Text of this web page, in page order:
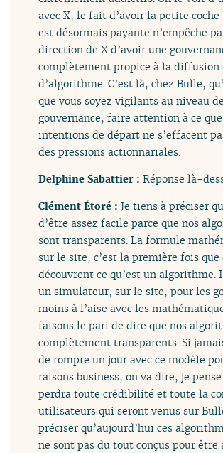
avec X, le fait d’avoir la petite coche
est désormais payante n’empêche
direction de X d’avoir une
complètement propice à la diffusion
d’algorithme. C’est là, chez Bulle,
que vous soyez vigilants au niveau
gouvernance, faire attention à ce
intentions de départ ne s’effacent
des pressions actionnariales.
Delphine Sabattier :Réponse là-
Clément Étoré :Je tiens à préciser
d’être assez facile parce que nos
sont transparents. La formule
sur le site, c’est la première fois que
découvrent ce qu’est un algorithme.
un simulateur, sur le site, pour les
moins à l’aise avec les
faisons le pari de dire que nos
complètement transparents. Si
de rompre un jour avec ce modèle
raisons business, on va dire, je pense
perdra toute crédibilité et toute la
utilisateurs qui seront venus sur
préciser qu’aujourd’hui ces
ne sont pas du tout conçus pour